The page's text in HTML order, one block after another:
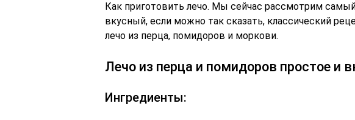
Как приготовить лечо. Мы сейчас рассмотрим
вкусный, если можно так сказать, классический
лечо из перца, помидоров и моркови.
Лечо из перца и помидоров простое и
Ингредиенты: